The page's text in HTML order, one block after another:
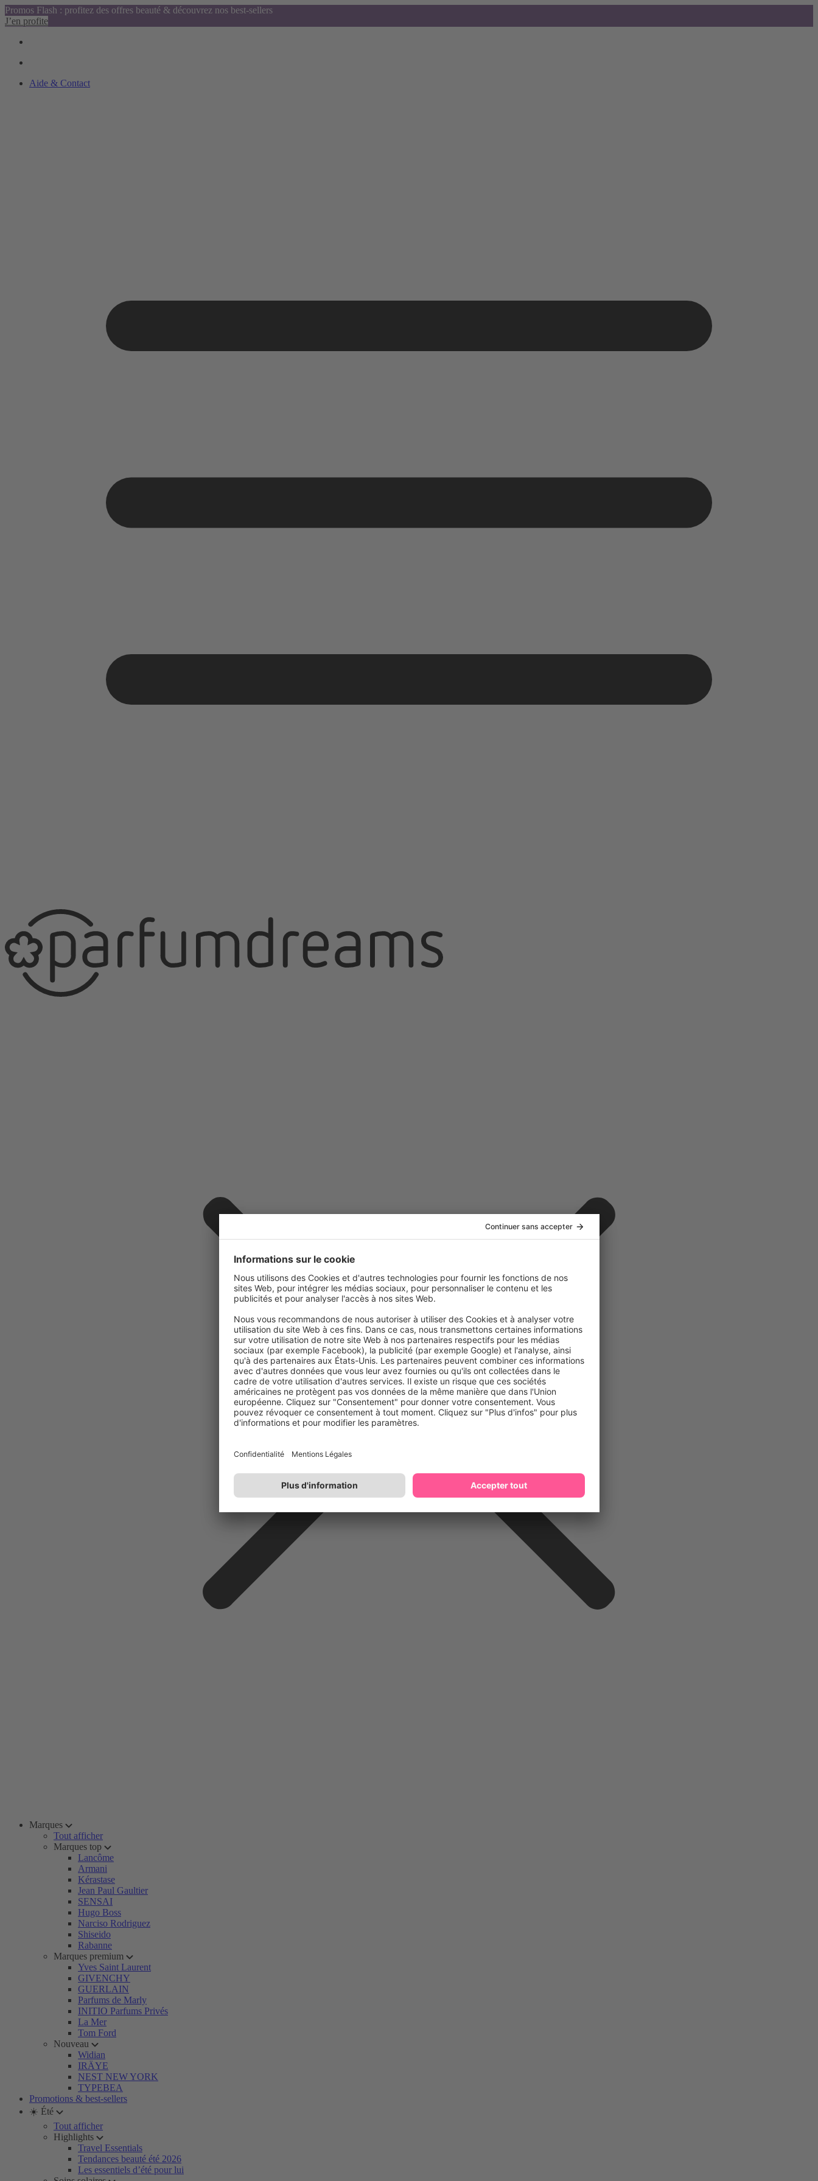
Promos Flash : profitez des offres beauté & découvrez nos best-sellers
J’en profite
Aide & Contact
Marques
Tout afficher
Marques top
Lancôme
Armani
Kérastase
Jean Paul Gaultier
SENSAI
Hugo Boss
Narciso Rodriguez
Shiseido
Rabanne
Marques premium
Yves Saint Laurent
GIVENCHY
GUERLAIN
Parfums de Marly
INITIO Parfums Privés
La Mer
Tom Ford
Nouveau
Widian
IRÄYE
NEST NEW YORK
TYPEBEA
Promotions & best-sellers
☀️ Été
Tout afficher
Highlights
Travel Essentials
Tendances beauté été 2026
Les essentiels d’été pour lui